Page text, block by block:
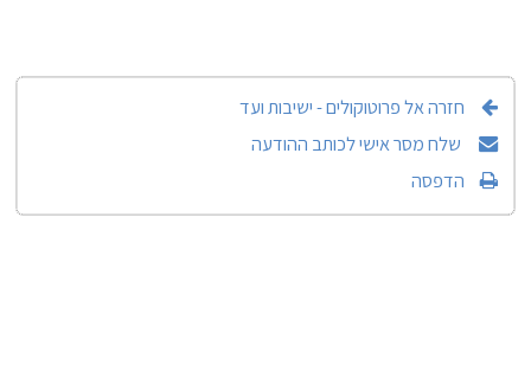
חזרה אל פרוטוקולים - ישיבות ועד
שלח מסר אישי לכותב ההודעה
הדפסה